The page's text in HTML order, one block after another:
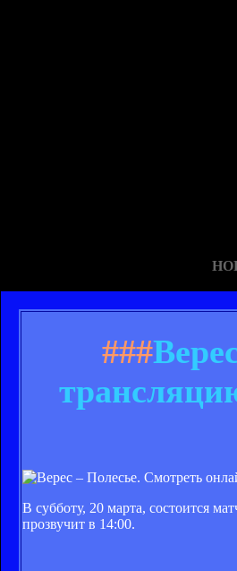
###
В субботу, 20 марта, состоится
прозвучит в 14:00.